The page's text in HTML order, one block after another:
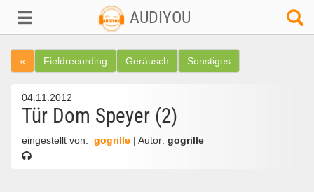
AUDIYOU
« Fieldrecording Geräusch Sonstiges
04.11.2012
Tür Dom Speyer (2)
eingestellt von: gogrille | Autor: gogrille